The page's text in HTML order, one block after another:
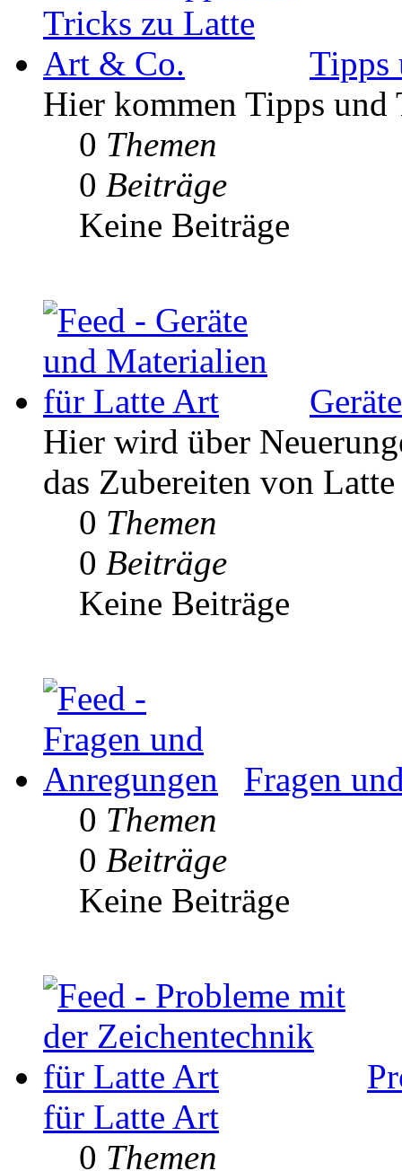
Tipps
Hier kommen Tipps
0 Themen
0 Beiträge
Keine Beiträge
Hier wird über
das Zubereiten von
0 Themen
0 Beiträge
Keine Beiträge
Fragen
0 Themen
0 Beiträge
Keine Beiträge
für Latte Art
0 Themen